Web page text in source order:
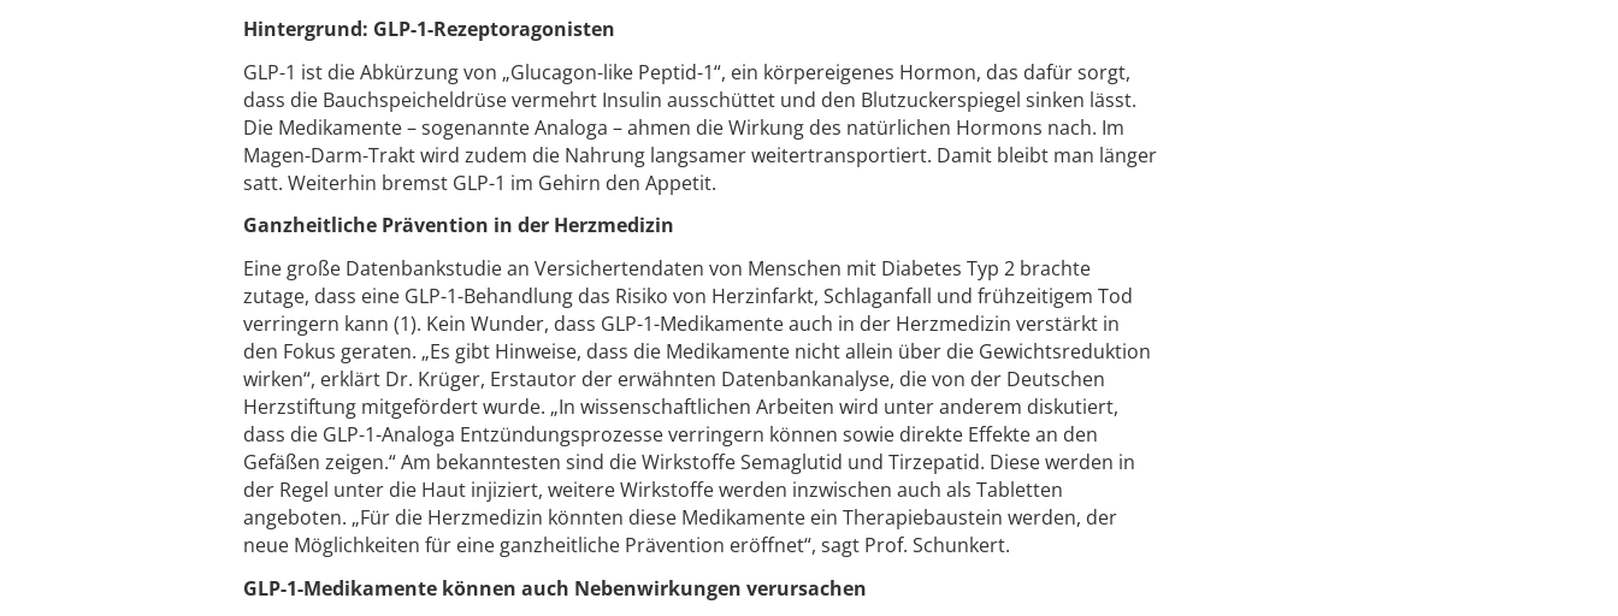
Hintergrund: GLP-1-Rezeptoragonisten
GLP-1 ist die Abkürzung von „Glucagon-like Peptid-1“, ein körpereigenes Hormon, das dafür sorgt,
dass die Bauchspeicheldrüse vermehrt Insulin ausschüttet und den Blutzuckerspiegel sinken lässt.
Die Medikamente – sogenannte Analoga – ahmen die Wirkung des natürlichen Hormons nach. Im
Magen-Darm-Trakt wird zudem die Nahrung langsamer weitertransportiert. Damit bleibt man länger
satt. Weiterhin bremst GLP-1 im Gehirn den Appetit.
Ganzheitliche Prävention in der Herzmedizin
Eine große Datenbankstudie an Versichertendaten von Menschen mit Diabetes Typ 2 brachte
zutage, dass eine GLP-1-Behandlung das Risiko von Herzinfarkt, Schlaganfall und frühzeitigem Tod
verringern kann (1). Kein Wunder, dass GLP-1-Medikamente auch in der Herzmedizin verstärkt in
den Fokus geraten. „Es gibt Hinweise, dass die Medikamente nicht allein über die Gewichtsreduktion
wirken“, erklärt Dr. Krüger, Erstautor der erwähnten Datenbankanalyse, die von der Deutschen
Herzstiftung mitgefördert wurde. „In wissenschaftlichen Arbeiten wird unter anderem diskutiert,
dass die GLP-1-Analoga Entzündungsprozesse verringern können sowie direkte Effekte an den
Gefäßen zeigen.“ Am bekanntesten sind die Wirkstoffe Semaglutid und Tirzepatid. Diese werden in
der Regel unter die Haut injiziert, weitere Wirkstoffe werden inzwischen auch als Tabletten
angeboten. „Für die Herzmedizin könnten diese Medikamente ein Therapiebaustein werden, der
neue Möglichkeiten für eine ganzheitliche Prävention eröffnet“, sagt Prof. Schunkert.
GLP-1-Medikamente können auch Nebenwirkungen verursachen